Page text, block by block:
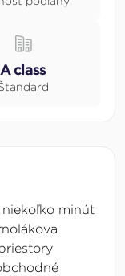
A class
niekoľko minút